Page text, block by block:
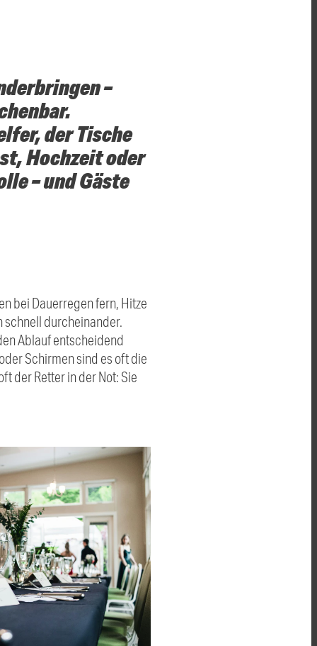
–
der Tische
Hochzeit oder
– und Gäste
bei Dauerregen fern, Hitze
schnell durcheinander.
Ablauf entscheidend
Schirmen sind es oft die
der Retter in der Not: Sie